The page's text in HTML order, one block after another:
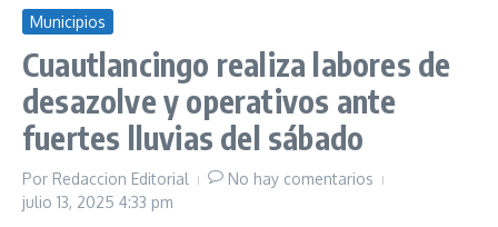
Municipios
Cuautlancingo realiza labores de
desazolve y operativos ante
fuertes lluvias del sábado
Por Redaccion Editorial
No hay comentarios
julio 13, 2025 4:33 pm